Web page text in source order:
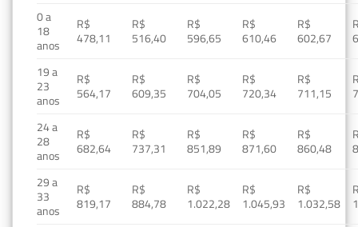
0 a
18
anos
R$
478,11
R$
516,40
R$
596,65
R$
610,46
R$
602,67
19 a
23
anos
R$
564,17
R$
609,35
R$
704,05
R$
720,34
R$
711,15
24 a
28
anos
R$
682,64
R$
737,31
R$
851,89
R$
871,60
R$
860,48
29 a
33
anos
R$
819,17
R$
884,78
R$
1.022,28
R$
1.045,93
R$
1.032,58